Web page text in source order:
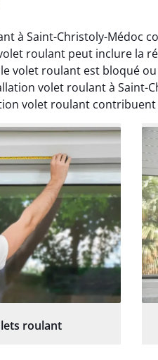
à Saint-Christoly-Médoc
roulant peut inclure la
volet roulant est bloqué
volet roulant à Saint-
volet roulant
roulant